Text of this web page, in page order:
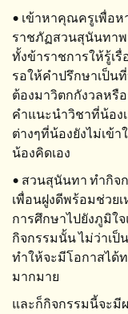
• เข้าหาคุณครูเพื่อ
ราชภัฏสวนสุนันทาพ
ทั้งข้าราชการให้รู้เ
รอให้คำปรึกษาเป็น
ต้องมาวิตกกังวลหรื
คำแนะนำวิชาที่น้อง
ต่างๆที่น้องยังไม่เข้
น้องคิดเอง
• สวนสุนันทา ทำกิจ
เพื่อนฝูงดีพร้อมช่วย
การศึกษาไปยังภูมิใ
กิจกรรมนั้น ไม่ว่าเป็
ทำให้จะมีโอกาสได้
มากมาย
และก็กิจกรรมนี้จะมี